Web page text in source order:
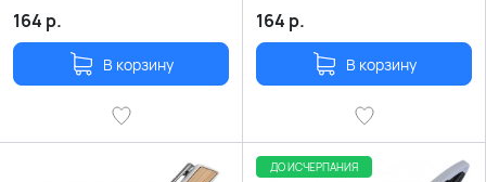
164 р.
В корзину
164 р.
В корзину
ДО ИСЧЕРПАНИЯ